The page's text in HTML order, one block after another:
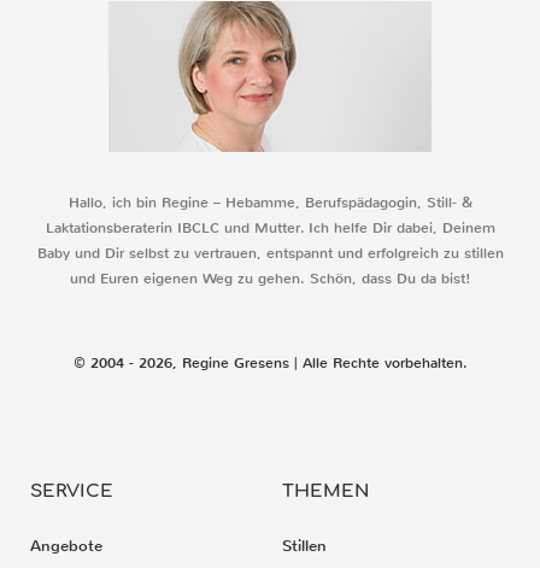
Hallo, ich bin Regine – Hebamme, Berufspädagogin, Still- &
Laktationsberaterin IBCLC und Mutter. Ich helfe Dir dabei, Deinem
Baby und Dir selbst zu vertrauen, entspannt und erfolgreich zu stillen
und Euren eigenen Weg zu gehen. Schön, dass Du da bist!
© 2004 - 2026, Regine Gresens | Alle Rechte vorbehalten.
SERVICE
Angebote
THEMEN
Stillen